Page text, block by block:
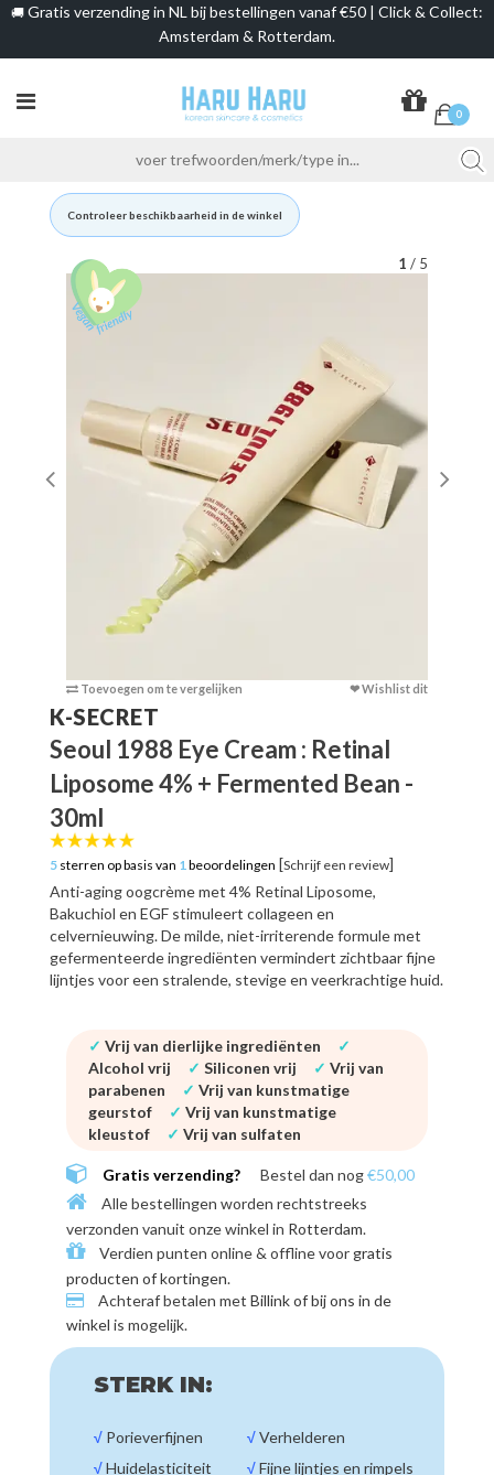
🚚 Gratis verzending in NL bij bestellingen vanaf €50 | Click & Collect:
Amsterdam & Rotterdam.
0
Controleer beschikbaarheid in de winkel
1 / 5
Toevoegen om te vergelijken ❤ Wishlist dit
K-SECRET
Seoul 1988 Eye Cream : Retinal
Liposome 4% + Fermented Bean -
30ml
5 sterren op basis van 1beoordelingen [Schrijf een review]
Anti-aging oogcrème met 4% Retinal Liposome,
Bakuchiol en EGF stimuleert collageen en
celvernieuwing. De milde, niet-irriterende formule met
gefermenteerde ingrediënten vermindert zichtbaar fijne
lijntjes voor een stralende, stevige en veerkrachtige huid.
✓ Vrij van dierlijke ingrediënten
✓
Alcohol vrij
✓ Siliconen vrij ✓ Vrij van
parabenen
✓ Vrij van kunstmatige
geurstof
✓ Vrij van kunstmatige
kleustof
✓ Vrij van sulfaten
Gratis verzending? Bestel dan nog€50,00
Alle bestellingen worden rechtstreeks
verzonden vanuit onze winkel in Rotterdam.
Verdien punten online & offline voor gratis
producten of kortingen.
Achteraf betalen met Billink of bij ons in de
winkel is mogelijk.
STERK IN:
√ Porieverfijnen
√Huidelasticiteit
√Verhelderen
√Fijne lijntjes en rimpels